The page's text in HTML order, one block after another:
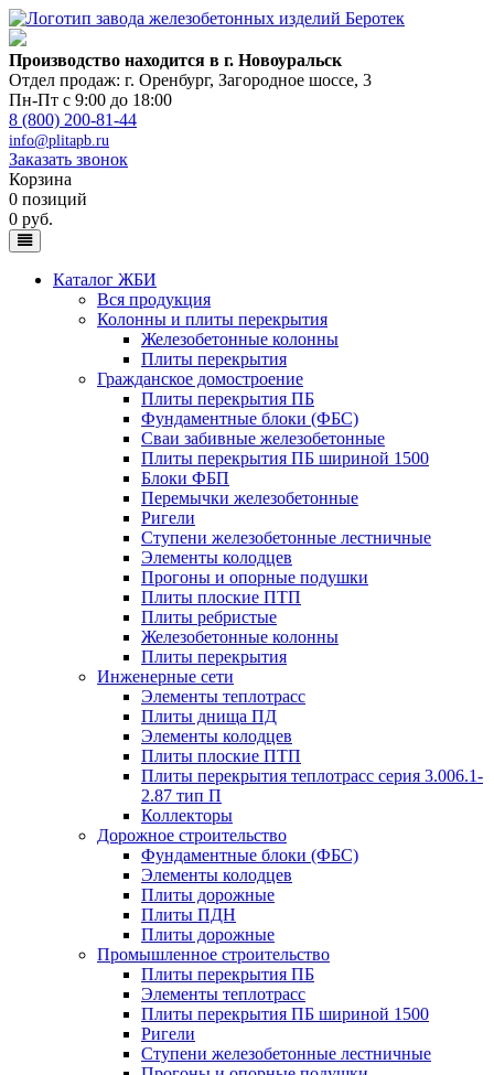
Производство находится в г. Новоуральск
Отдел продаж: г. Оренбург, Загородное шоссе, 3
Пн-Пт с 9:00 до 18:00
8 (800) 200-81-44
info@plitapb.ru
Заказать звонок
Корзина
0 позиций
0 руб.
Каталог ЖБИ
Вся продукция
Колонны и плиты перекрытия
Железобетонные колонны
Плиты перекрытия
Гражданское домостроение
Плиты перекрытия ПБ
Фундаментные блоки (ФБС)
Сваи забивные железобетонные
Плиты перекрытия ПБ шириной 1500
Блоки ФБП
Перемычки железобетонные
Ригели
Ступени железобетонные лестничные
Элементы колодцев
Прогоны и опорные подушки
Плиты плоские ПТП
Плиты ребристые
Железобетонные колонны
Плиты перекрытия
Инженерные сети
Элементы теплотрасс
Плиты днища ПД
Элементы колодцев
Плиты плоские ПТП
Плиты перекрытия теплотрасс серия 3.006.1-
2.87 тип П
Коллекторы
Дорожное строительство
Фундаментные блоки (ФБС)
Элементы колодцев
Плиты дорожные
Плиты ПДН
Плиты дорожные
Промышленное строительство
Плиты перекрытия ПБ
Элементы теплотрасс
Плиты перекрытия ПБ шириной 1500
Ригели
Ступени железобетонные лестничные